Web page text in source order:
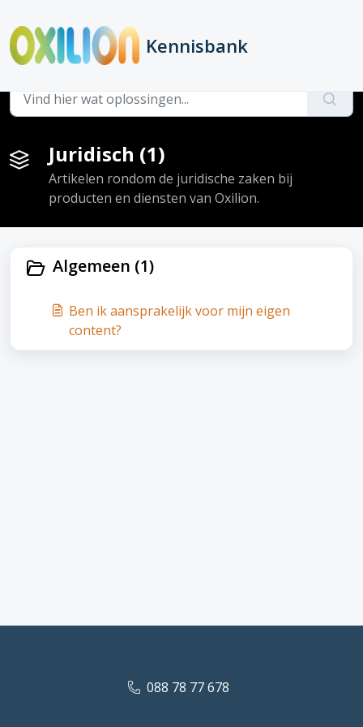
Kennisbank
Hoofdpagina Artikelen
Juridisch (1)
Artikelen rondom de juridische zaken bij
producten en diensten van Oxilion.
Algemeen (1)
Ben ik aansprakelijk voor mijn eigen
content?
088 78 77 678